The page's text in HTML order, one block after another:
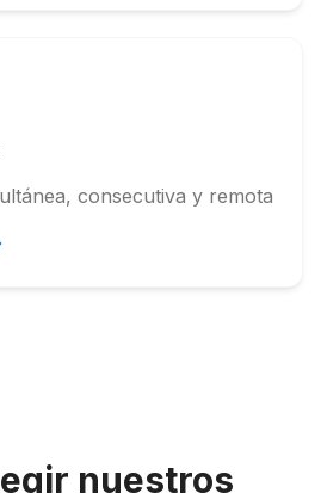
consecutiva y remota
nuestros